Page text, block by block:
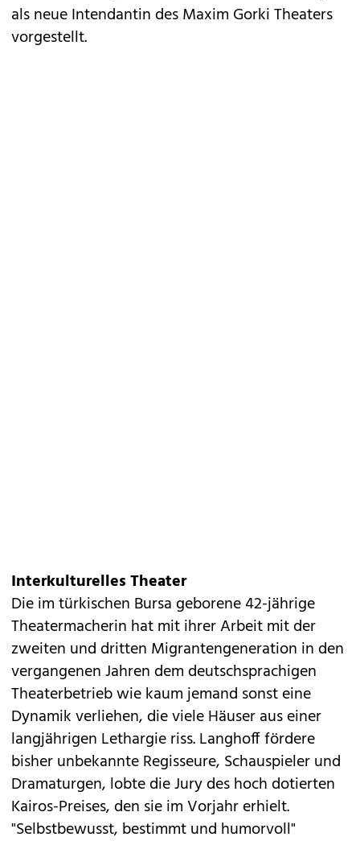
als neue Intendantin des Maxim Gorki Theaters
vorgestellt.
Interkulturelles Theater
Die im türkischen Bursa geborene 42-jährige
Theatermacherin hat mit ihrer Arbeit mit der
zweiten und dritten Migrantengeneration in den
vergangenen Jahren dem deutschsprachigen
Theaterbetrieb wie kaum jemand sonst eine
Dynamik verliehen, die viele Häuser aus einer
langjährigen Lethargie riss. Langhoff fördere
bisher unbekannte Regisseure, Schauspieler und
Dramaturgen, lobte die Jury des hoch dotierten
Kairos-Preises, den sie im Vorjahr erhielt.
"Selbstbewusst, bestimmt und humorvoll"